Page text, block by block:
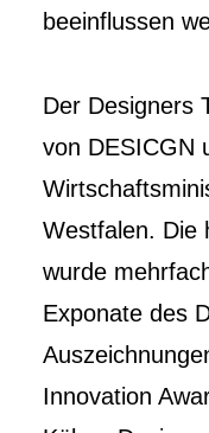
beeinflussen
Der Designers
von DESICGN
Westfalen. Die
wurde
Exponate des
Innovation